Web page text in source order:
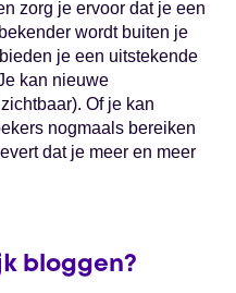
zorg je ervoor dat je een
wordt buiten je
je een uitstekende
kan nieuwe
Of je kan
nogmaals bereiken
dat je meer en meer
bloggen?